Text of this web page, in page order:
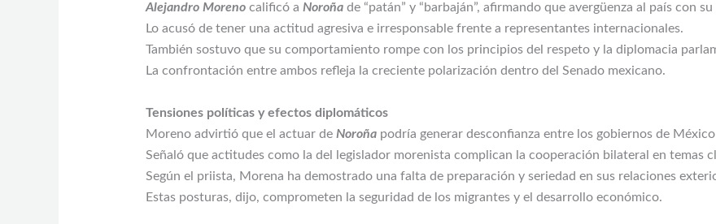
Alejandro Morenocalificó a Noroñade “patán” y “barbaján”, afirmando que avergüenza al país con
Lo acusó de tener una actitud agresiva e irresponsable frente a representantes internacionales.
También sostuvo que su comportamiento rompe con los principios del respeto y la diplomacia
La confrontación entre ambos refleja la creciente polarización dentro del Senado mexicano.
Tensiones políticas y efectos diplomáticos
Moreno advirtió que el actuar de Noroñapodría generar desconfianza entre los gobiernos de
Señaló que actitudes como la del legislador morenista complican la cooperación bilateral en temas
Según el priista, Morena ha demostrado una falta de preparación y seriedad en sus relaciones
Estas posturas, dijo, comprometen la seguridad de los migrantes y el desarrollo económico.